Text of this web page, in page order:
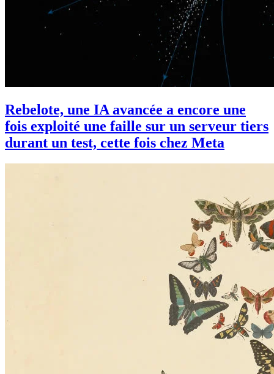
Rebelote, une IA avancée a encore une
fois exploité une faille sur un serveur tiers
durant un test, cette fois chez Meta